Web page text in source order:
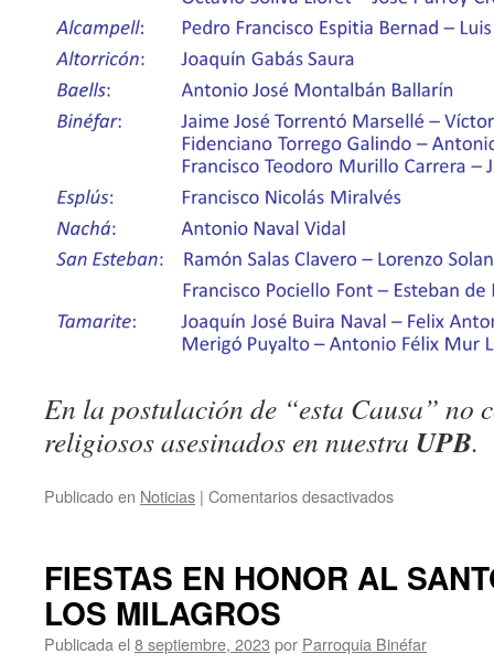
En la postulación de “esta Causa” no
religiosos asesinados en nuestra UPB.
Publicado en Noticias | Comentarios desactivados
Unidad
Binéfar
FIESTAS EN HONOR AL
LOS MILAGROS
Publicada el 8 septiembre, 2023 por Parroquia Binéfar